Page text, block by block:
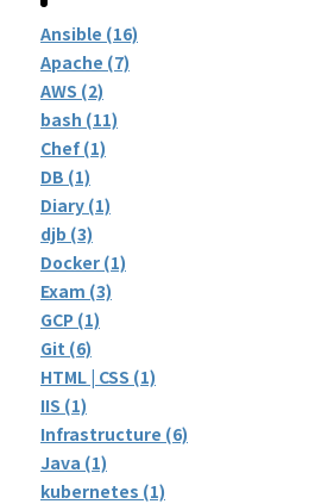
Ansible (16)
Apache (7)
AWS (2)
bash (11)
Chef (1)
DB (1)
Diary (1)
djb (3)
Docker (1)
Exam (3)
GCP (1)
Git (6)
HTML | CSS (1)
IIS (1)
Infrastructure (6)
Java (1)
kubernetes (1)